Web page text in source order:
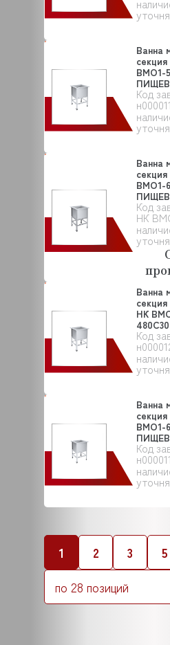
Код
Ванна
ВМО1-
Код
Ванна
ВМО1-
Код
Ванна
НК
Код
Ванна
ВМО1-
1 2 3 5
по 28 позиций